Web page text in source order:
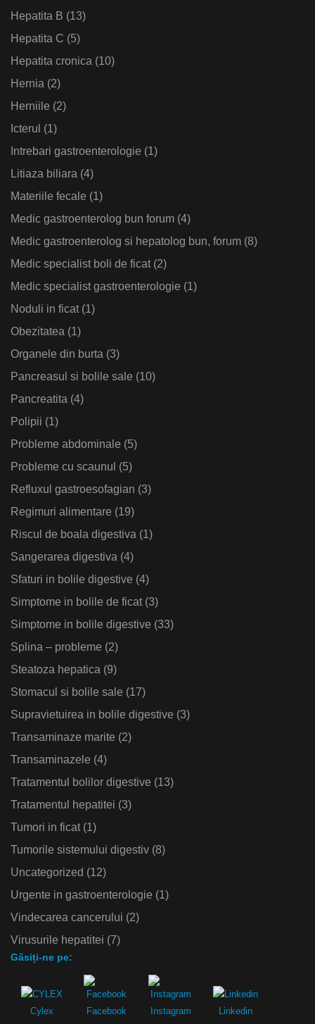
Hepatita B (13)
Hepatita C (5)
Hepatita cronica (10)
Hernia (2)
Herniile (2)
Icterul (1)
Intrebari gastroenterologie (1)
Litiaza biliara (4)
Materiile fecale (1)
Medic gastroenterolog bun forum (4)
Medic gastroenterolog si hepatolog bun, forum (8)
Medic specialist boli de ficat(2)
Medic specialist gastroenterologie (1)
Noduli in ficat(1)
Obezitatea (1)
Organele din burta (3)
Pancreasul si bolile sale (10)
Pancreatita (4)
Polipii (1)
Probleme abdominale (5)
Probleme cu scaunul (5)
Refluxul gastroesofagian (3)
Regimuri alimentare (19)
Riscul de boala digestiva (1)
Sangerarea digestiva (4)
Sfaturi in bolile digestive (4)
Simptome in bolile de ficat(3)
Simptome in bolile digestive (33)
Splina – probleme (2)
Steatoza hepatica (9)
Stomacul si bolile sale (17)
Supravietuirea in bolile digestive (3)
Transaminaze marite (2)
Transaminazele (4)
Tratamentul bolilor digestive (13)
Tratamentul hepatitei (3)
Tumori in ficat(1)
Tumorile sistemului digestiv (8)
Uncategorized (12)
Urgente in gastroenterologie (1)
Vindecarea cancerului (2)
Virusurile hepatitei (7)
Găsiți-ne pe:
Cylex Facebook Instagram Linkedin